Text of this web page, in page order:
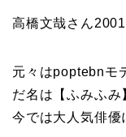
高橋文哉さん
元々はpoptebnモ
だ名は【ふみふみ
今では大人気俳優